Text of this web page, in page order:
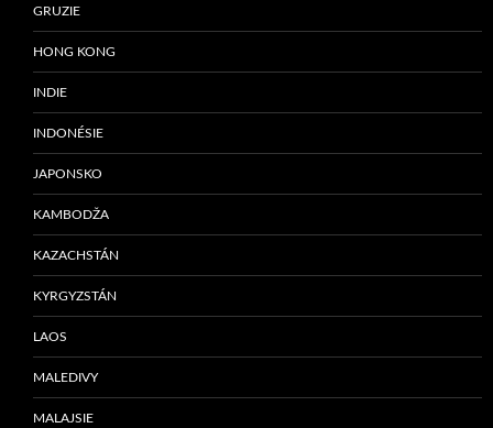
GRUZIE
HONG KONG
INDIE
INDONÉSIE
JAPONSKO
KAMBODŽA
KAZACHSTÁN
KYRGYZSTÁN
LAOS
MALEDIVY
MALAJSIE